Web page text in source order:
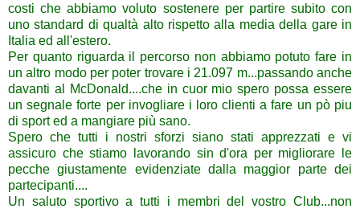
costi che abbiamo voluto sostenere per partire subito con
uno standard di qualtà alto rispetto alla media della gare in
Italia ed all'estero.
Per quanto riguarda il percorso non abbiamo potuto fare in
un altro modo per poter trovare i 21.097 m...passando anche
davanti al McDonald....che in cuor mio spero possa essere
un segnale forte per invogliare i loro clienti a fare un pò piu
di sport ed a mangiare più sano.
Spero che tutti i nostri sforzi siano stati apprezzati e vi
assicuro che stiamo lavorando sin d'ora per migliorare le
pecche giustamente evidenziate dalla maggior parte dei
partecipanti....
Un saluto sportivo a tutti i membri del vostro Club...non